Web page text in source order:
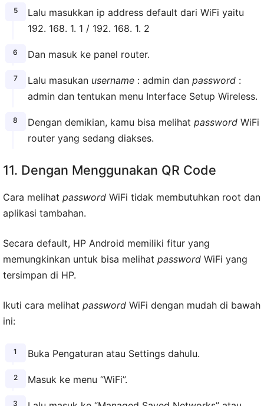
Lalu masukkan ip address default dari WiFi yaitu
192. 168. 1. 1 / 192. 168. 1. 2
Dan masuk ke panel router.
Lalu masukan username: admin dan password:
admin dan tentukan menu Interface Setup Wireless.
Dengan demikian, kamu bisa melihat passwordWiFi
router yang sedang diakses.
11. Dengan Menggunakan QR Code
Cara melihat password WiFi tidak membutuhkan root dan
aplikasi tambahan.
Secara default, HP Android memiliki fitur yang
memungkinkan untuk bisa melihat password WiFi yang
tersimpan di HP.
Ikuti cara melihat password WiFi dengan mudah di bawah
ini:
Buka Pengaturan atau Settings dahulu.
Masuk ke menu “WiFi”.